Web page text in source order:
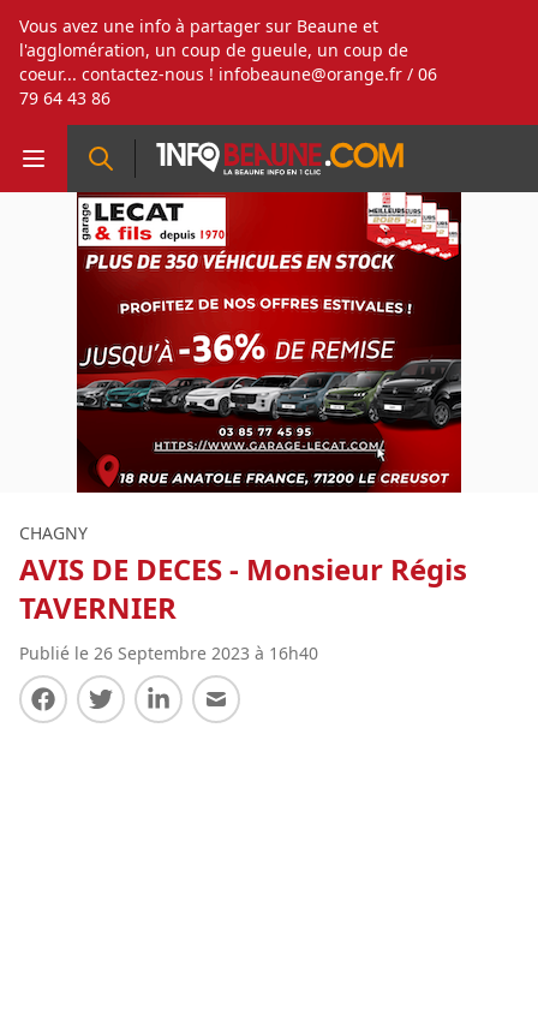
Vous avez une info à partager sur Beaune et
l'agglomération, un coup de gueule, un coup de
coeur... contactez-nous ! infobeaune@orange.fr / 06
79 64 43 86
CHAGNY
AVIS DE DECES - Monsieur Régis
TAVERNIER
Publié le 26 Septembre 2023 à 16h40
Partager sur Facebook
Partager sur Twitter
Partager sur LinkedIn
Partager par E-mail